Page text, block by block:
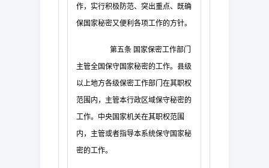
作，实行积极防范、突出重点、既确
保国家秘密又便利各项工作的方针。
第五条 国家保密工作部门
主管全国保守国家秘密的工作。县级
以上地方各级保密工作部门在其职权
范围内，主管本行政区域保守秘密的
工作。中央国家机关在其职权范围
内，主管或者指导本系统保守国家秘
密的工作。